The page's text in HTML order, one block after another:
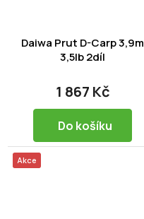
Daiwa Prut D-Carp 3,9m
3,5lb 2díl
1 867 Kč
Do košíku
Akce